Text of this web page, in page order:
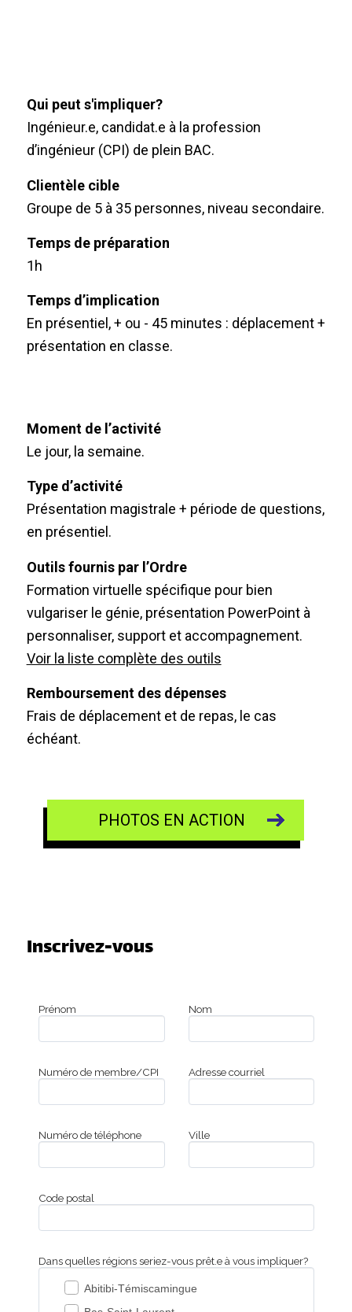
Qui peut s'impliquer?
Ingénieur.e, candidat.e à la profession
d’ingénieur (CPI) de plein BAC.
Clientèle cible
Groupe de 5 à 35 personnes, niveau secondaire.
Temps de préparation
1h
Temps d’implication
En présentiel, + ou - 45 minutes : déplacement +
présentation en classe.
Moment de l’activité
Le jour, la semaine.
Type d’activité
Présentation magistrale + période de questions,
en présentiel.
Outils fournis par l’Ordre
Formation virtuelle spécifique pour bien
vulgariser le génie, présentation PowerPoint à
personnaliser, support et accompagnement.
Voir la liste complète des outils
Remboursement des dépenses
Frais de déplacement et de repas, le cas
échéant.
PHOTOS EN ACTION
Inscrivez-vous